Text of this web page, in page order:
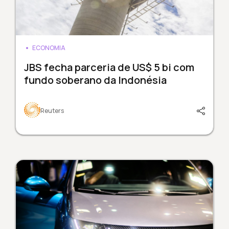
ECONOMIA
JBS fecha parceria de US$ 5 bi com
fundo soberano da Indonésia
Reuters